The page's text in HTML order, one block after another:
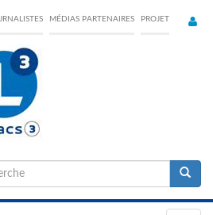
MÉDIAS PARTENAIRES PROJET